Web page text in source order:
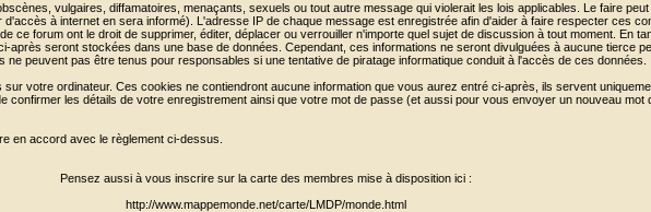
vulgaires, diffamatoires, menaçants, sexuels ou tout autre message qui violerait les lois applicables. Le faire
à internet en sera informé). L'adresse IP de chaque message est enregistrée afin d'aider à faire respecter ces
ce forum ont le droit de supprimer, éditer, déplacer ou verrouiller n'importe quel sujet de discussion à tout moment. En
après seront stockées dans une base de données. Cependant, ces informations ne seront divulguées à aucune tierce
peuvent pas être tenus pour responsables si une tentative de piratage informatique conduit à l'accès de ces données.
votre ordinateur. Ces cookies ne contiendront aucune information que vous aurez entré ci-après, ils servent
confirmer les détails de votre enregistrement ainsi que votre mot de passe (et aussi pour vous envoyer un nouveau
en accord avec le règlement ci-dessus.
Pensez aussi à vous inscrire sur la carte des membres mise à disposition ici :
http://www.mappemonde.net/carte/LMDP/monde.html